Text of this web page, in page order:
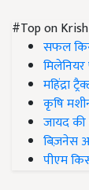
#Top on
सफल
महिंद्रा
कृषि
जायद
बिज़नेस
पीएम